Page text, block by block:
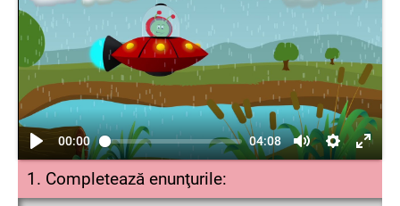
00:00 04:08
1. Completează enunţurile: